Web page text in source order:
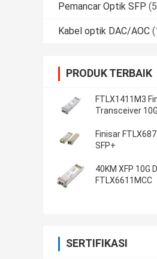
Pemancar Optik SFP
Kabel optik DAC/AOC
PRODUK TERBAIK
FTLX1411M3
Transceiver
Finisar
SFP+
40KM XFP 10G
FTLX6611MCC
SERTIFIKASI